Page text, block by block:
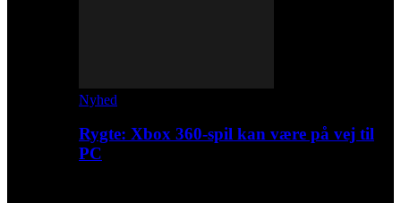
Nyhed
Rygte: Xbox 360-spil kan være på vej til
PC